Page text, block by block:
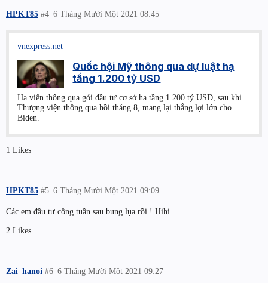
HPKT85 6 Tháng Mười Một 2021 08:45
#4
vnexpress.net
Quốc hội Mỹ thông qua dự luật hạ
tầng 1.200 tỷ USD
Hạ viện thông qua gói đầu tư cơ sở hạ tầng 1.200 tỷ USD, sau khi
Thượng viện thông qua hồi tháng 8, mang lại thắng lợi lớn cho
Biden.
1 Likes
HPKT85 6 Tháng Mười Một 2021 09:09
#5
Các em đầu tư công tuần sau bung lụa rồi ! Hihi
2 Likes
Zai_hanoi 6 Tháng Mười Một 2021 09:27
#6